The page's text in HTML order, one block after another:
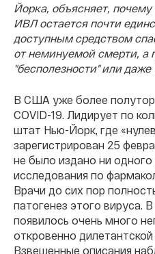
Йорка, объясняет,
ИВЛ остается почти
доступным средством
от неминуемой смерти, а
"бесполезности" или
В США уже более
COVID-19. Лидирует по
штат Нью-Йорк, где
зарегистрирован 25
не было издано ни одного
исследования по
Врачи до сих пор
патогенез этого вируса.
появилось очень много
откровенно
Взвешенные описания